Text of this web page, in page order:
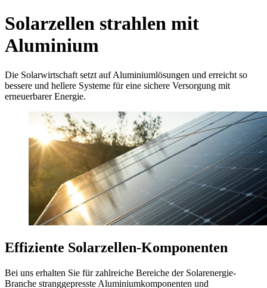
Solarzellen strahlen mit
Aluminium
Die Solarwirtschaft setzt auf Aluminiumlösungen und erreicht so
bessere und hellere Systeme für eine sichere Versorgung mit
erneuerbarer Energie.
Effiziente Solarzellen-Komponenten
Bei uns erhalten Sie für zahlreiche Bereiche der Solarenergie-
Branche stranggepresste Aluminiumkomponenten und